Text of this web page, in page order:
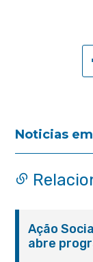
Noticias
Ação
abre